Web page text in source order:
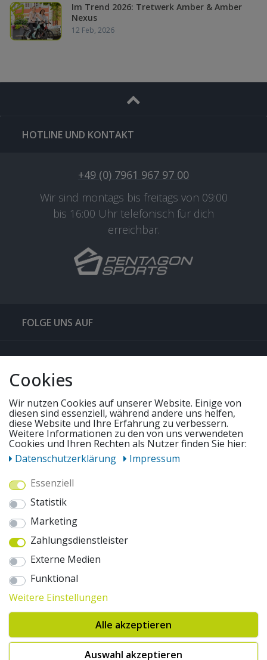
Im Trend 2026: Tretwerk Amber & Amber
Nexus
12 Feb, 2026
HOTLINE UND KONTAKT
+49 (0) 7961 967 97 00
Wir sind montags bis freitags von 09:00
bis 16:00 Uhr telefonisch für dich
erreichbar.
FOLGE UNS AUF
QUICKLINKS & TIPPS
UNSERE ANGEBOTE
WIR VERSENDEN MIT
AUSZEICHNUNGEN & SICHERHEIT
© 2026 pentagonsports.de
Pentagon Sports GmbH & Co. KG
Daten­schutz­erklärung
Hinweise zur Batterieentsorgung
Cookie-Einstellungen ändern
Erklärung zur Barrierefreiheit
* Alle Preise inkl. gesetzlicher Mehrwertsteuer zuzüglich Versandkosten. Die
Cookies
Wir nutzen Cookies auf unserer Website. Einige von
diesen sind essenziell, während andere uns helfen,
diese Website und Ihre Erfahrung zu verbessern.
Weitere Informationen zu den von uns verwendeten
Cookies und Ihren Rechten als Nutzer finden Sie hier:
Daten­schutz­erklärung
Impressum
Essenziell
Statistik
Marketing
Zahlungsdienstleister
Externe Medien
Funktional
Weitere Einstellungen
Alle akzeptieren
Auswahl akzeptieren